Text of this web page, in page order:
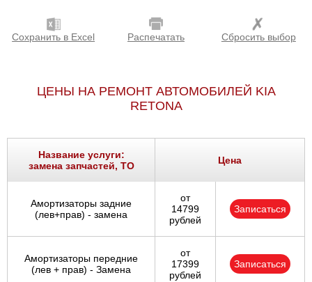
Сохранить в Excel Распечатать Сбросить выбор
ЦЕНЫ НА РЕМОНТ АВТОМОБИЛЕЙ KIA
RETONA
Название услуги:
замена запчастей, ТО
Цена
Амортизаторы задние
(лев+прав) - замена
от
14799
рублей
Записаться
Амортизаторы передние
(лев + прав) - Замена
от
17399
рублей
Записаться